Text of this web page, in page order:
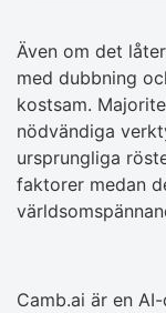
Även om det
med dubbning
kostsam.
nödvändiga
ursprungliga
faktorer medan
Camb.ai är en